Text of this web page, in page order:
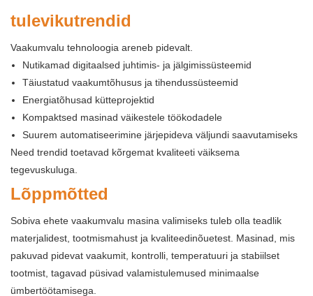
tulevikutrendid
Vaakumvalu tehnoloogia areneb pidevalt.
Nutikamad digitaalsed juhtimis- ja jälgimissüsteemid
Täiustatud vaakumtõhusus ja tihendussüsteemid
Energiatõhusad kütteprojektid
Kompaktsed masinad väikestele töökodadele
Suurem automatiseerimine järjepideva väljundi saavutamiseks
Need trendid toetavad kõrgemat kvaliteeti väiksema
tegevuskuluga.
Lõppmõtted
Sobiva ehete vaakumvalu masina valimiseks tuleb olla teadlik
materjalidest, tootmismahust ja kvaliteedinõuetest. Masinad, mis
pakuvad pidevat vaakumit, kontrolli, temperatuuri ja stabiilset
tootmist, tagavad püsivad valamistulemused minimaalse
ümbertöötamisega.